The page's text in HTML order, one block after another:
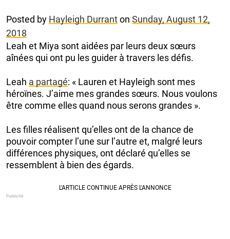
Posted by Hayleigh Durranton Sunday, August 12,
2018
Leah et Miya sont aidées par leurs deux sœurs
aînées qui ont pu les guider à travers les défis.
Leah a partagé: « Lauren et Hayleigh sont mes
héroïnes. J’aime mes grandes sœurs. Nous voulons
être comme elles quand nous serons grandes ».
Les filles réalisent qu’elles ont de la chance de
pouvoir compter l’une sur l’autre et, malgré leurs
différences physiques, ont déclaré qu’elles se
ressemblent à bien des égards.